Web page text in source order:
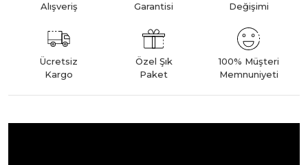
Alışveriş
Garantisi
Değişimi
Ücretsiz
Kargo
Özel Şık
Paket
100% Müşteri
Memnuniyeti